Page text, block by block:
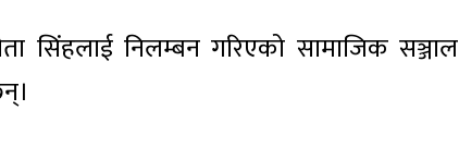
सिंहलाई निलम्बन गरिएको सामाजिक सञ्जाल